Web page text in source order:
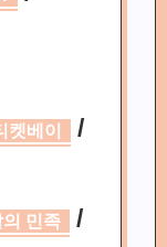
켓베이 /
의 민족 /